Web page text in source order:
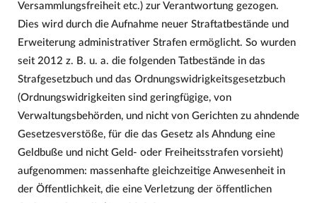
Versammlungsfreiheit etc.) zur Verantwortung gezogen.
Dies wird durch die Aufnahme neuer Straftatbestände und
Erweiterung administrativer Strafen ermöglicht. So wurden
seit 2012 z. B. u. a. die folgenden Tatbestände in das
Strafgesetzbuch und das Ordnungswidrigkeitsgesetzbuch
(Ordnungswidrigkeiten sind geringfügige, von
Verwaltungsbehörden, und nicht von Gerichten zu ahndende
Gesetzesverstöße, für die das Gesetz als Ahndung eine
Geldbuße und nicht Geld- oder Freiheitsstrafen vorsieht)
aufgenommen: massenhafte gleichzeitige Anwesenheit in
der Öffentlichkeit, die eine Verletzung der öffentlichen